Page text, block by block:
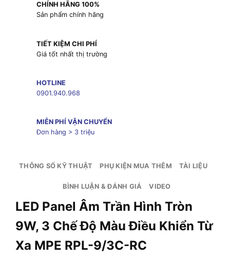
CHÍNH HÃNG 100%
Sản phẩm chính hãng
TIẾT KIỆM CHI PHÍ
Giá tốt nhất thị trường
HOTLINE
0901.940.968
MIỄN PHÍ VẬN CHUYỂN
Đơn hàng > 3 triệu
THÔNG SỐ KỸ THUẬT PHỤ KIỆN MUA THÊM TÀI LIỆU
BÌNH LUẬN & ĐÁNH GIÁ VIDEO
LED Panel Âm Trần Hình Tròn
9W, 3 Chế Độ Màu Điều Khiển Từ
Xa MPE RPL-9/3C-RC